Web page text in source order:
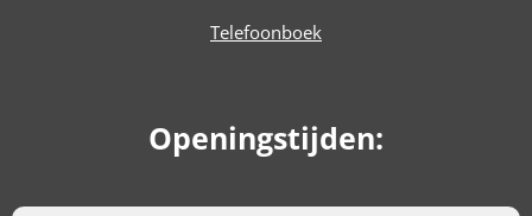
Telefoonboek
Openingstijden: